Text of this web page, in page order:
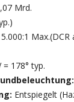
Mrd.
Max.(DCR
= 178° typ.
Entspiegelt